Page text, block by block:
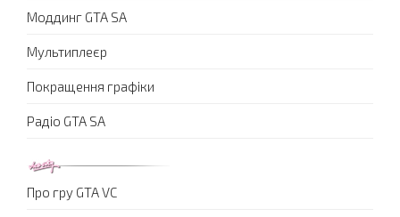
Моддинг GTA SA
Мультиплеєр
Покращення графіки
Радіо GTA SA
Про гру GTA VC